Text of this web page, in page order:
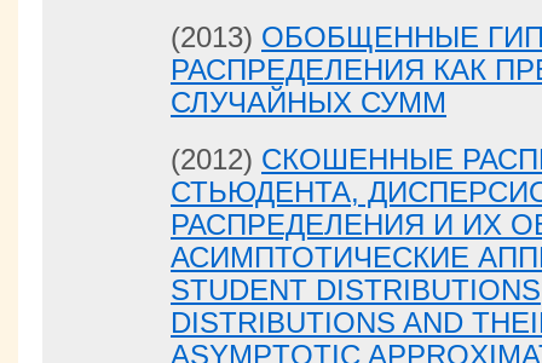
(2013) ОБОБЩЕННЫЕ
РАСПРЕДЕЛЕНИЯ КАК
СЛУЧАЙНЫХ СУММ
(2012) СКОШЕННЫЕ
СТЬЮДЕНТА,
РАСПРЕДЕЛЕНИЯ И ИХ
АСИМПТОТИЧЕСКИЕ
STUDENT
DISTRIBUTIONS AND
ASYMPTOTIC